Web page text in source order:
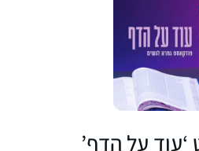
על הדף’